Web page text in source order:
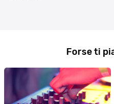
Forse ti